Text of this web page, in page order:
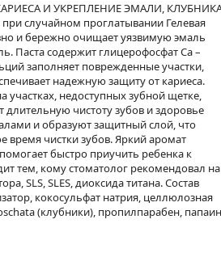
КАРИЕСА И УКРЕПЛЕНИЕ ЭМАЛИ,
случайном проглатывании Гелевая
и бережно очищает уязвимую эмаль
Паста содержит глицерофосфат Ca –
заполняет поврежденные участки,
надежную защиту от кариеса.
участках, недоступных зубной щетке,
чистоту зубов и здоровье
и образуют защитный слой, что
время чистки зубов. Яркий аромат
быстро приучить ребенка к
тем, кому стоматолог рекомендовал на
SLS, SLES, диоксида титана. Состав
кокосульфат натрия, целлюлозная
(клубники), пропилпарабен,